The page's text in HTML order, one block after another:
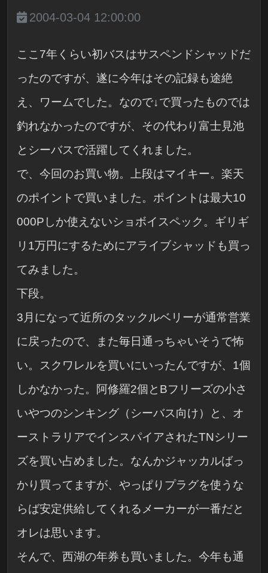
2004-03-04 12:00:00
ここ7年くらい初バスはサスペンドシャッドだ
ったのですが、遂に今年はその記録も途絶
え、ワームでした。なので↓で買ったものでは
釣れなかったのですが、その代わり富士見池
とシーバスで活躍してくれました。
で、今回のお買い物。上段はマイキー。楽天
のポイントで買いました。ポイントは最大10
000Pしか使えないショボイスペック。ギリギ
リ1万円にするためにアライブシャッドも買っ
てみました。
下段。
3月になって近所のタックルベリーが通常営業
に戻ったので、また毎日通っちゃいそうで怖
い。スクワレルを買いにいったんですが、1個
しかなかった。阿修羅2個とBフリーズの小さ
いやつのシンキング（シーバス向け）と、オ
ーストラリアでインスパイアされたTNシリー
ズを買い占めました。なんかジャッカルばっ
かり買ってますが、やっぱりプラグを使うな
らば安定供給してくれるメーカーが一番だと
オレは思います。
そんで、西湖の年券も買いました。今年も通